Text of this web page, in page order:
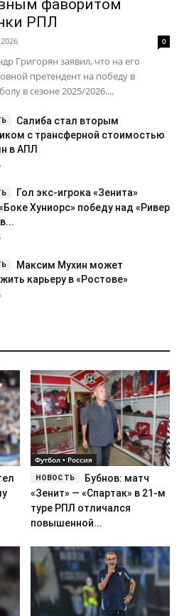
фаворитом
РПЛ
0
Григорян заявил, что на его
претендент на победу в
в сезоне 2025/2026....
Салиба стал вторым
с трансферной стоимостью
в АПЛ
Гол экс-игрока «Зенита»
Хуниорс» победу над «Ривер
Максим Мухин может
карьеру в «Ростове»
Футбол • Россия
Бубнов: матч
«Зенит» — «Спартак» в 21-м
туре РПЛ отличался
повышенной...